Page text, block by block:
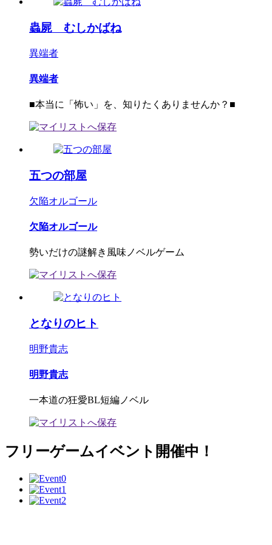
蟲屍 むしかばね
異端者
異端者
■本当に「怖い」を、知りたくありませんか？■
五つの部屋
欠陥オルゴール
欠陥オルゴール
勢いだけの謎解き風味ノベルゲーム
となりのヒト
明野貴志
明野貴志
一本道の狂愛BL短編ノベル
フリーゲームイベント開催中！